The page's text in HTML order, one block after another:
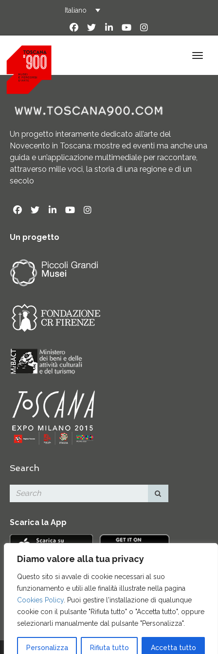
Diamo valore alla tua privacy
Questo sito si avvale di cookie necessari al suo
funzionamento e utili alle finalità illustrate nella pagina
Cookies Policy. Puoi gestire l'installazione di qualunque
cookie con il pulsante "Rifiuta tutto" o "Accetta tutto", oppure
selezionarli manualmente dal pulsante "Personalizza".
Personalizza Rifiuta tutto Accetta tutto
Italiano
Un progetto interamente dedicato all’arte del
Novecento in Toscana: mostre ed eventi ma anche una
guida e un’applicazione multimediale per raccontare,
attraverso mille voci, la storia di una regione e di un
secolo
Un progetto
Search
Scarica la App
Contatti|Area Stampa|Mappa del sito |Credits
Privacy e note legali|Archivio News|Cookie policy
© 2015 FONDAZIONE CASSA DI RISPARMIO DI FIRENZE - CF 00524310489